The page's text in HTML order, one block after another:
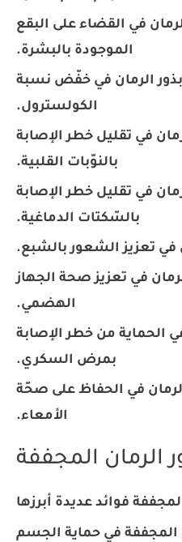
في القضاء على البقع
الموجودة بالبشرة.
الرمان في خفّض نسبة
الكولسترول.
في تقليل خطر الإصابة
بالنوّبات القلبية.
في تقليل خطر الإصابة
بالسّكتات الدماغية.
في تعزيز الشعور بالشبع.
في تعزيز صحة الجهاز
الهضمي.
الحماية من خطر الإصابة
بمرض السكري.
في الحفاظ على صحّة
الأمعاء.
الرمان المجففة
المجففة في حماية الجسم